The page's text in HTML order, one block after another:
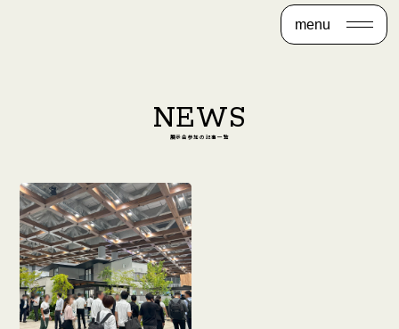
menu
NEWS
展示会参加の記事一覧